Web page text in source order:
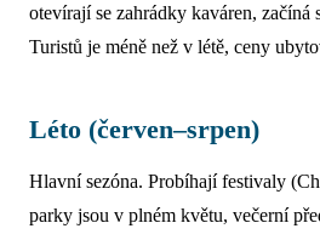
otevírají se zahrádky kaváren, začíná
Turistů je méně než v létě, ceny
Léto (červen–srpen)
Hlavní sezóna. Probíhají festivaly
parky jsou v plném květu, večerní